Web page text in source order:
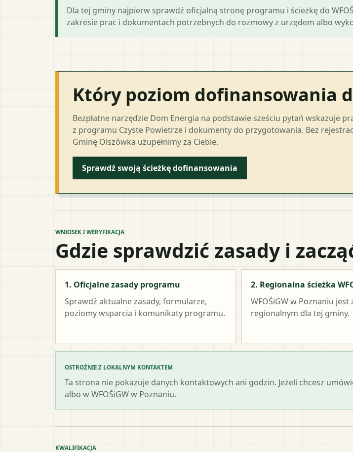
Dla tej gminy najpierw sprawdź oficjalną stronę programu i ścieżkę do
zakresie prac i dokumentach potrzebnych do rozmowy z urzędem albo
Który poziom dofinansowania
Bezpłatne narzędzie Dom Energia na podstawie sześciu pytań wskazuje
z programu Czyste Powietrze i dokumenty do przygotowania. Bez
Gminę Olszówka uzupełnimy za Ciebie.
Sprawdź swoją ścieżkę dofinansowania
WNIOSEK I WERYFIKACJA
Gdzie sprawdzić zasady i
1. Oficjalne zasady programu
Sprawdź aktualne zasady, formularze,
poziomy wsparcia i komunikaty programu.
2. Regionalna ścieżka
WFOŚiGW w Poznaniu jest
regionalnym dla tej gminy.
OSTROŻNIE Z LOKALNYM KONTAKTEM
Ta strona nie pokazuje danych kontaktowych ani godzin. Jeżeli chcesz
albo w WFOŚiGW w Poznaniu.
KWALIFIKACJA